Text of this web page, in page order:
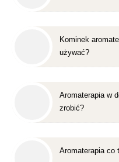
Kominek
używać?
Aromaterapia w
zrobić?
Aromaterapia co